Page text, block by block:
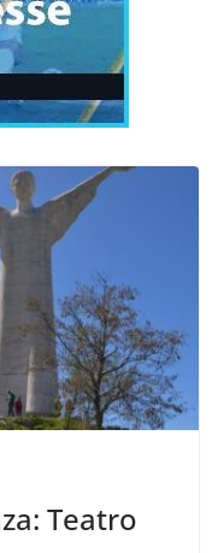
Teatro